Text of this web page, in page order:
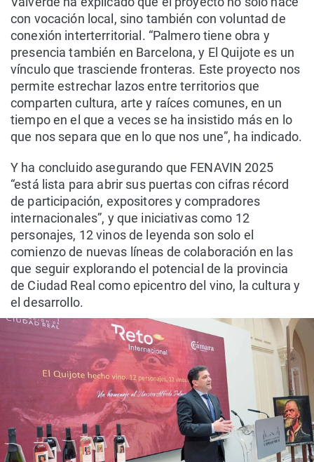
con vocación local, sino también con voluntad de
conexión interterritorial. “Palmero tiene obra y
presencia también en Barcelona, y El Quijote es un
vínculo que trasciende fronteras. Este proyecto nos
permite estrechar lazos entre territorios que
comparten cultura, arte y raíces comunes, en un
tiempo en el que a veces se ha insistido más en lo
que nos separa que en lo que nos une”, ha indicado.
Y ha concluido asegurando que FENAVIN 2025
“está lista para abrir sus puertas con cifras récord
de participación, expositores y compradores
internacionales”, y que iniciativas como 12
personajes, 12 vinos de leyenda son solo el
comienzo de nuevas líneas de colaboración en las
que seguir explorando el potencial de la provincia
de Ciudad Real como epicentro del vino, la cultura y
el desarrollo.